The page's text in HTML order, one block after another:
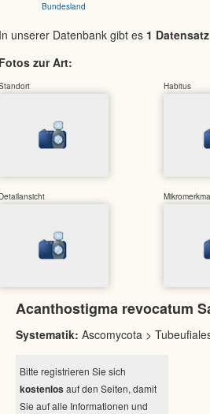
Bundesland
unserer Datenbank gibt es 1 Datensatz
zur Art:
Habitus
Acanthostigma revocatum
Systematik: Ascomycota >
Bitte registrieren Sie sich
kostenlos auf den Seiten, damit
Sie auf alle Informationen und